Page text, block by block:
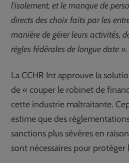
l’isolement, et le manque de
directs des choix faits par les
manière de gérer leurs activités,
règles fédérales de longue date ».
La CCHR Int approuve la
de « couper le robinet de
cette industrie maltraitante.
estime que des
sanctions plus sévères en
sont nécessaires pour protéger